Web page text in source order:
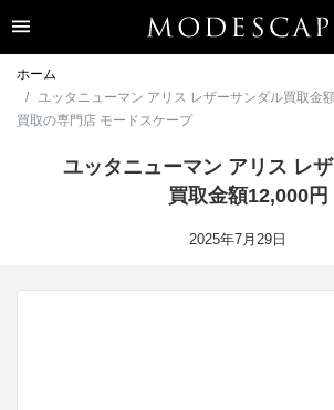
ホーム
ユッタニューマン アリス レザーサンダル買取金
買取の専門店 モードスケープ
ユッタニューマン アリス レ
買取金額12,000円
2025年7月29日